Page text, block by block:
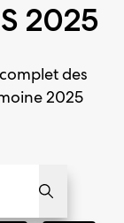
2025
des
2025